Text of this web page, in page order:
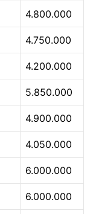
4.800.000
4.750.000
4.200.000
5.850.000
4.900.000
4.050.000
6.000.000
6.000.000